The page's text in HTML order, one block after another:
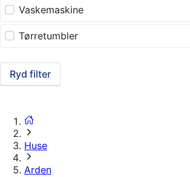
Vaskemaskine
Tørretumbler
Ryd filter
Huse
Arden